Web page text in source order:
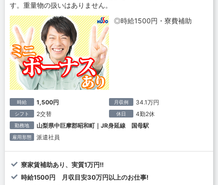
す。重量物の扱いはありません。
◎時給1500円・寮費補助
時給 1,500円 月収例 34.1万円
シフト 2交替 休日 4勤2休
勤務地 山梨県中巨摩郡昭和町｜JR身延線 国母駅
雇用形態 派遣社員
寮家賃補助あり、実質1万円!!
時給1500円 月収目安30万円以上のお仕事!